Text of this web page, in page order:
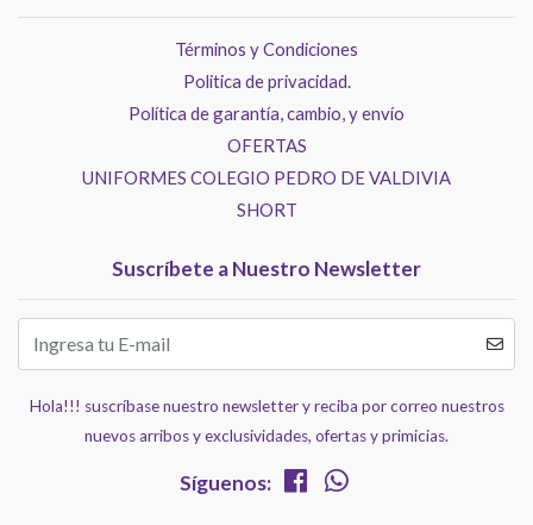
Términos y Condiciones
Politica de privacidad.
Política de garantía, cambio, y envío
OFERTAS
UNIFORMES COLEGIO PEDRO DE VALDIVIA
SHORT
Suscríbete a Nuestro Newsletter
Hola!!! suscríbase nuestro newsletter y reciba por correo nuestros
nuevos arribos y exclusividades, ofertas y primicias.
Síguenos: